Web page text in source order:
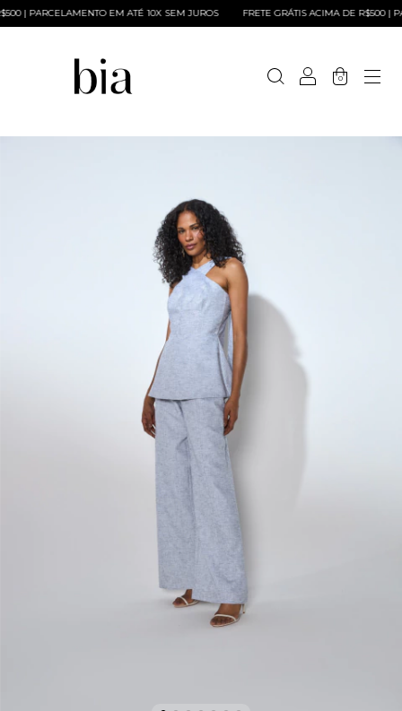
| PARCELAMENTO EM ATÉ 10X SEM JUROS FRETE GRÁTIS ACIMA DE R$500 |
0